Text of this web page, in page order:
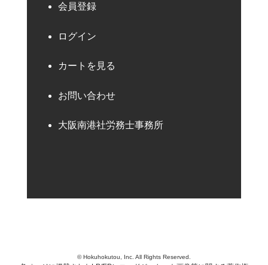
会員登録
ログイン
カートを見る
お問い合わせ
大阪南港社労務士事務所
© Hokuhokutou, Inc. All Rights Reserved.